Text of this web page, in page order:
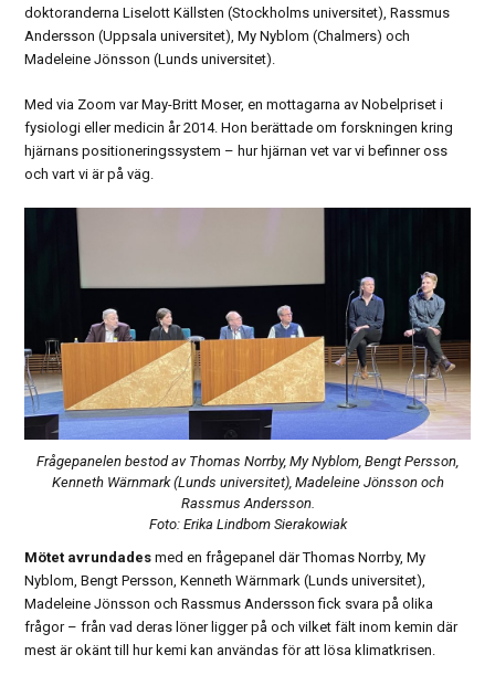
doktoranderna Liselott Källsten (Stockholms universitet), Rassmus
Andersson (Uppsala universitet), My Nyblom (Chalmers) och
Madeleine Jönsson (Lunds universitet).
Med via Zoom var May-Britt Moser, en mottagarna av Nobelpriset i
fysiologi eller medicin år 2014. Hon berättade om forskningen kring
hjärnans positioneringssystem – hur hjärnan vet var vi befinner oss
och vart vi är på väg.
Frågepanelen bestod av Thomas Norrby, My Nyblom, Bengt Persson,
Kenneth Wärnmark (Lunds universitet), Madeleine Jönsson och
Rassmus Andersson.
Foto: Erika Lindbom Sierakowiak
Mötet avrundades med en frågepanel där Thomas Norrby, My
Nyblom, Bengt Persson, Kenneth Wärnmark (Lunds universitet),
Madeleine Jönsson och Rassmus Andersson fick svara på olika
frågor – från vad deras löner ligger på och vilket fält inom kemin där
mest är okänt till hur kemi kan användas för att lösa klimatkrisen.